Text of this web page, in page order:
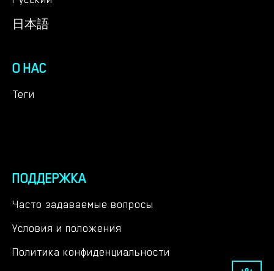
日本語
О НАС
Теги
ПОДДЕРЖКА
Часто задаваемые вопросы
Условия и положения
Политика конфиденциальности